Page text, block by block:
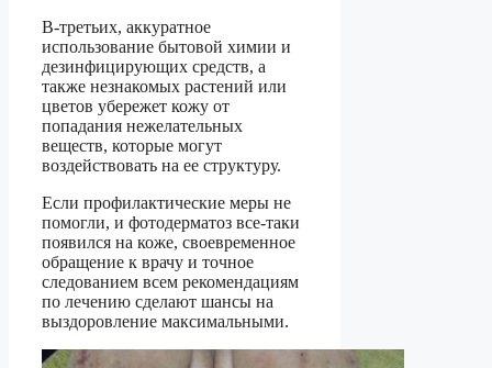
В-третьих, аккуратное
использование бытовой химии и
дезинфицирующих средств, а
также незнакомых растений или
цветов убережет кожу от
попадания нежелательных
веществ, которые могут
воздействовать на ее структуру.
Если профилактические меры не
помогли, и фотодерматоз все-таки
появился на коже, своевременное
обращение к врачу и точное
следованием всем рекомендациям
по лечению сделают шансы на
выздоровление максимальными.